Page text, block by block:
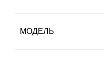
МОДЕЛЬ